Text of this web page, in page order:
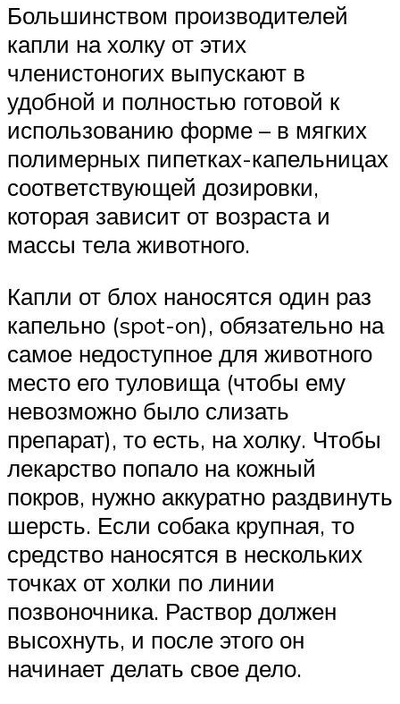
Большинством производителей
капли на холку от этих
членистоногих выпускают в
удобной и полностью готовой к
использованию форме – в мягких
полимерных пипетках-капельницах
соответствующей дозировки,
которая зависит от возраста и
массы тела животного.
Капли от блох наносятся один раз
капельно (spot-on), обязательно на
самое недоступное для животного
место его туловища (чтобы ему
невозможно было слизать
препарат), то есть, на холку. Чтобы
лекарство попало на кожный
покров, нужно аккуратно раздвинуть
шерсть. Если собака крупная, то
средство наносятся в нескольких
точках от холки по линии
позвоночника. Раствор должен
высохнуть, и после этого он
начинает делать свое дело.